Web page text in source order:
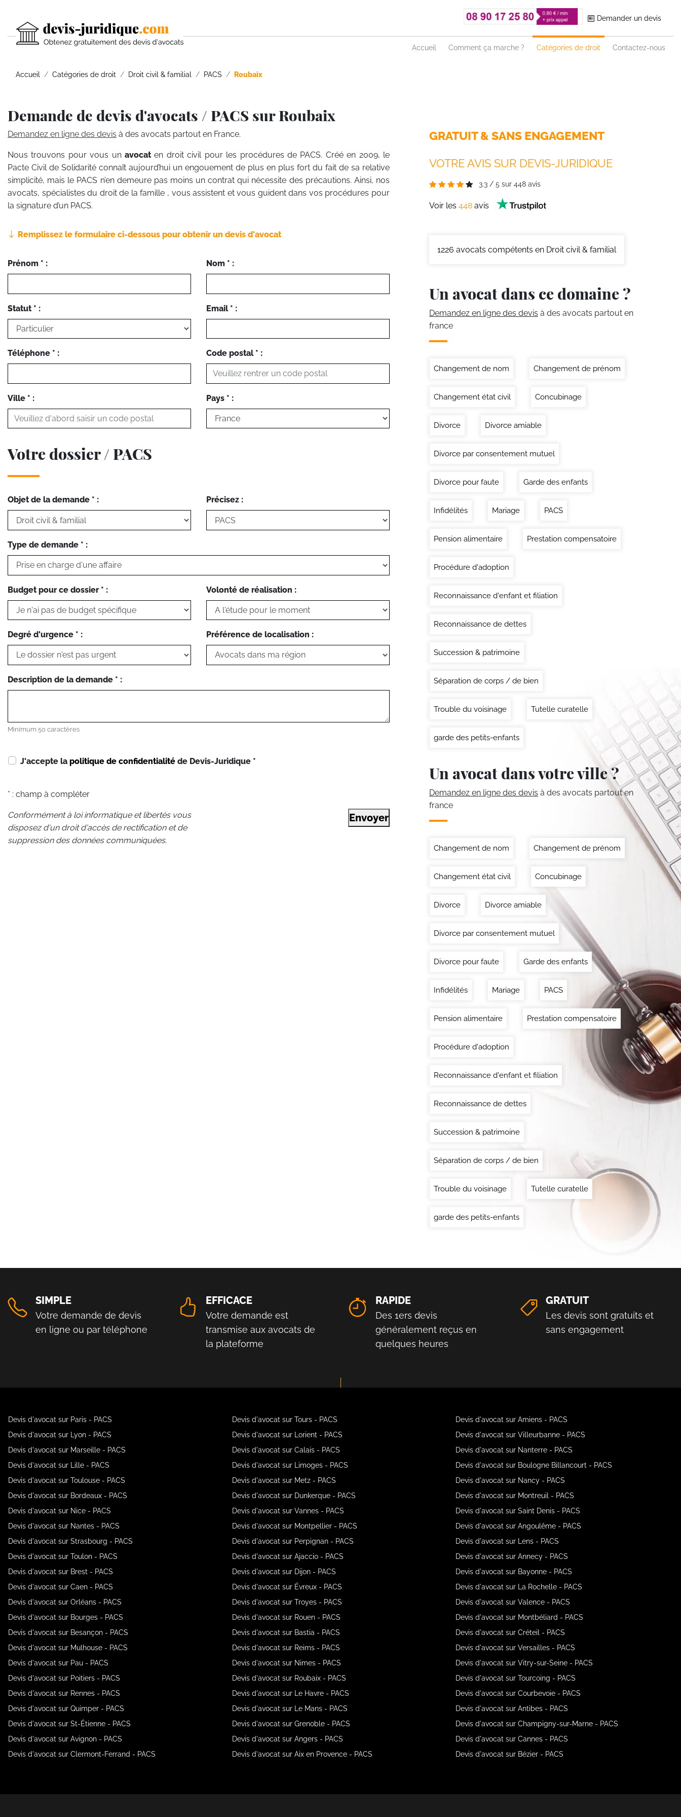
Demander un devis
Accueil Comment ça marche ? Catégories de droit Contactez-nous
Accueil Catégories de droit Droit civil & familial PACS Roubaix
Demande de devis d'avocats / PACS sur Roubaix
Demandez en ligne des devis à des avocats partout en France.
Nous trouvons pour vous unavocaten droit civil pour les procédures de PACS. Créé en 2009, le
Pacte Civil de Solidarité connaît aujourd’hui un engouement de plus en plus fort du fait de sa relative
simplicité, mais le PACS n’en demeure pas moins un contrat qui nécessite des précautions. Ainsi, nos
avocats, spécialistes du droit de la famille , vous assistent et vous guident dans vos procédures pour
la signature d’un PACS.
Remplissez le formulaire ci-dessous pour obtenir un devis d'avocat
Prénom * : Nom * :
Statut * : Email * :
Téléphone * : Code postal * :
Ville * : Pays * :
Votre dossier / PACS
Objet de la demande * : Précisez :
Type de demande * :
Budget pour ce dossier * : Volonté de réalisation :
Degré d'urgence * : Préférence de localisation :
Description de la demande * :
Minimum 50 caractères
J'accepte la politique de confidentialité de Devis-Juridique *
* : champ à compléter
Conformément à loi informatique et libertés vous
disposez d'un droit d'accès de rectification et de
suppression des données communiquées.
Envoyer
GRATUIT & SANS ENGAGEMENT
VOTRE AVIS SUR DEVIS-JURIDIQUE
3.3 / 5 sur 448 avis
Voir les 448 avis
1226 avocats compétents en Droit civil & familial
Un avocat dans ce domaine ?
Demandez en ligne des devis à des avocats partout en
france
Changement de nom Changement de prénom
Changement état civil Concubinage
Divorce Divorce amiable
Divorce par consentement mutuel
Divorce pour faute Garde des enfants
Infidélités Mariage PACS
Pension alimentaire Prestation compensatoire
Procédure d'adoption
Reconnaissance d'enfant et filiation
Reconnaissance de dettes
Succession & patrimoine
Séparation de corps / de bien
Trouble du voisinage Tutelle curatelle
garde des petits-enfants
Un avocat dans votre ville ?
Demandez en ligne des devis à des avocats partout en
france
Changement de nom Changement de prénom
Changement état civil Concubinage
Divorce Divorce amiable
Divorce par consentement mutuel
Divorce pour faute Garde des enfants
Infidélités Mariage PACS
Pension alimentaire Prestation compensatoire
Procédure d'adoption
Reconnaissance d'enfant et filiation
Reconnaissance de dettes
Succession & patrimoine
Séparation de corps / de bien
Trouble du voisinage Tutelle curatelle
garde des petits-enfants
SIMPLE
Votre demande de devis
en ligne ou par téléphone
EFFICACE
Votre demande est
transmise aux avocats de
la plateforme
RAPIDE
Des 1ers devis
généralement reçus en
quelques heures
GRATUIT
Les devis sont gratuits et
sans engagement
Devis d'avocat sur Paris - PACS
Devis d'avocat sur Lyon - PACS
Devis d'avocat sur Marseille - PACS
Devis d'avocat sur Lille - PACS
Devis d'avocat sur Toulouse - PACS
Devis d'avocat sur Bordeaux - PACS
Devis d'avocat sur Nice - PACS
Devis d'avocat sur Nantes - PACS
Devis d'avocat sur Strasbourg - PACS
Devis d'avocat sur Toulon - PACS
Devis d'avocat sur Brest - PACS
Devis d'avocat sur Caen - PACS
Devis d'avocat sur Orléans - PACS
Devis d'avocat sur Bourges - PACS
Devis d'avocat sur Besançon - PACS
Devis d'avocat sur Mulhouse - PACS
Devis d'avocat sur Pau - PACS
Devis d'avocat sur Poitiers - PACS
Devis d'avocat sur Rennes - PACS
Devis d'avocat sur Quimper - PACS
Devis d'avocat sur St-Étienne - PACS
Devis d'avocat sur Avignon - PACS
Devis d'avocat sur Clermont-Ferrand - PACS
Devis d'avocat sur Tours - PACS
Devis d'avocat sur Lorient - PACS
Devis d'avocat sur Calais - PACS
Devis d'avocat sur Limoges - PACS
Devis d'avocat sur Metz - PACS
Devis d'avocat sur Dunkerque - PACS
Devis d'avocat sur Vannes - PACS
Devis d'avocat sur Montpellier - PACS
Devis d'avocat sur Perpignan - PACS
Devis d'avocat sur Ajaccio - PACS
Devis d'avocat sur Dijon - PACS
Devis d'avocat sur Évreux - PACS
Devis d'avocat sur Troyes - PACS
Devis d'avocat sur Rouen - PACS
Devis d'avocat sur Bastia - PACS
Devis d'avocat sur Reims - PACS
Devis d'avocat sur Nimes - PACS
Devis d'avocat sur Roubaix - PACS
Devis d'avocat sur Le Havre - PACS
Devis d'avocat sur Le Mans - PACS
Devis d'avocat sur Grenoble - PACS
Devis d'avocat sur Angers - PACS
Devis d'avocat sur Aix en Provence - PACS
Devis d'avocat sur Amiens - PACS
Devis d'avocat sur Villeurbanne - PACS
Devis d'avocat sur Nanterre - PACS
Devis d'avocat sur Boulogne Billancourt - PACS
Devis d'avocat sur Nancy - PACS
Devis d'avocat sur Montreuil - PACS
Devis d'avocat sur Saint Denis - PACS
Devis d'avocat sur Angoulême - PACS
Devis d'avocat sur Lens - PACS
Devis d'avocat sur Annecy - PACS
Devis d'avocat sur Bayonne - PACS
Devis d'avocat sur La Rochelle - PACS
Devis d'avocat sur Valence - PACS
Devis d'avocat sur Montbéliard - PACS
Devis d'avocat sur Créteil - PACS
Devis d'avocat sur Versailles - PACS
Devis d'avocat sur Vitry-sur-Seine - PACS
Devis d'avocat sur Tourcoing - PACS
Devis d'avocat sur Courbevoie - PACS
Devis d'avocat sur Antibes - PACS
Devis d'avocat sur Champigny-sur-Marne - PACS
Devis d'avocat sur Cannes - PACS
Devis d'avocat sur Bézier - PACS